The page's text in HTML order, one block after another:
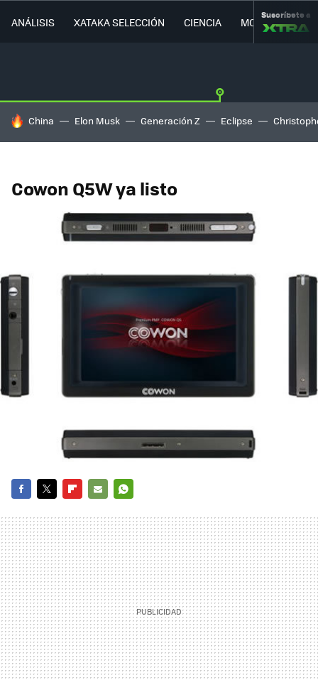
ANÁLISIS XATAKA SELECCIÓN CIENCIA MOVILIDAD
Suscríbete a
HOY SE HABLA DE
China Elon Musk Generación Z Eclipse
Cowon Q5W ya listo
MAIL